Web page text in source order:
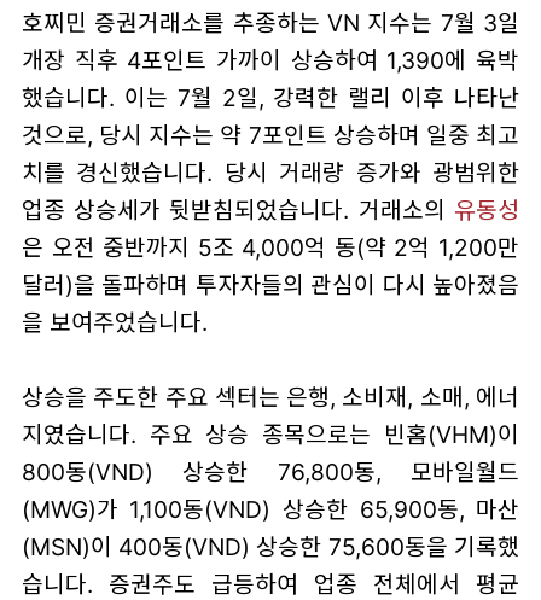
호찌민 증권거래소를 추종하는 VN 지수는 7월 3일
개장 직후 4포인트 가까이 상승하여 1,390에 육박
했습니다. 이는 7월 2일, 강력한 랠리 이후 나타난
것으로, 당시 지수는 약 7포인트 상승하며 일중 최고
치를 경신했습니다. 당시 거래량 증가와 광범위한
업종 상승세가 뒷받침되었습니다. 거래소의 유동성
은 오전 중반까지 5조 4,000억 동(약 2억 1,200만
달러)을 돌파하며 투자자들의 관심이 다시 높아졌음
을 보여주었습니다.
상승을 주도한 주요 섹터는 은행, 소비재, 소매, 에너
지였습니다. 주요 상승 종목으로는 빈홈(VHM)이
800동(VND) 상승한 76,800동, 모바일월드
(MWG)가 1,100동(VND) 상승한 65,900동, 마산
(MSN)이 400동(VND) 상승한 75,600동을 기록했
습니다. 증권주도 급등하여 업종 전체에서 평균